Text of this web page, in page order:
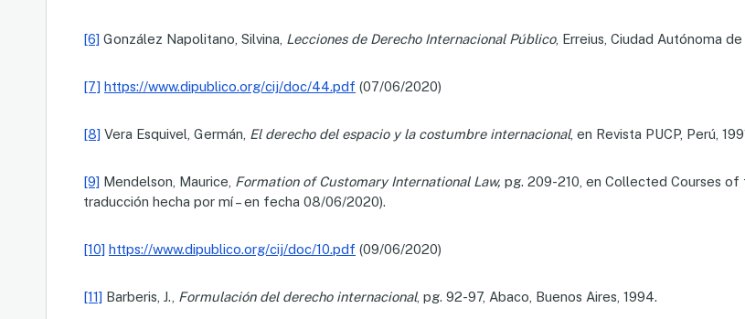
[6] González Napolitano, Silvina, Lecciones de Derecho Internacional Público, Erreius, Ciudad Autónoma
[7] https://www.dipublico.org/cij/doc/44.pdf (07/06/2020)
[8] Vera Esquivel, Germán, El derecho del espacio y la costumbre internacional, en Revista PUCP, Perú,
[9] Mendelson, Maurice, Formation of Customary International Law, pg. 209-210, en Collected Courses of
traducción hecha por mí – en fecha 08/06/2020).
[10] https://www.dipublico.org/cij/doc/10.pdf (09/06/2020)
[11] Barberis, J., Formulación del derecho internacional, pg. 92-97, Abaco, Buenos Aires, 1994.